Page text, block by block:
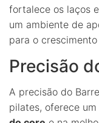
fortalece os laços
um ambiente de
para o
Precisão
A precisão do
pilates, oferece